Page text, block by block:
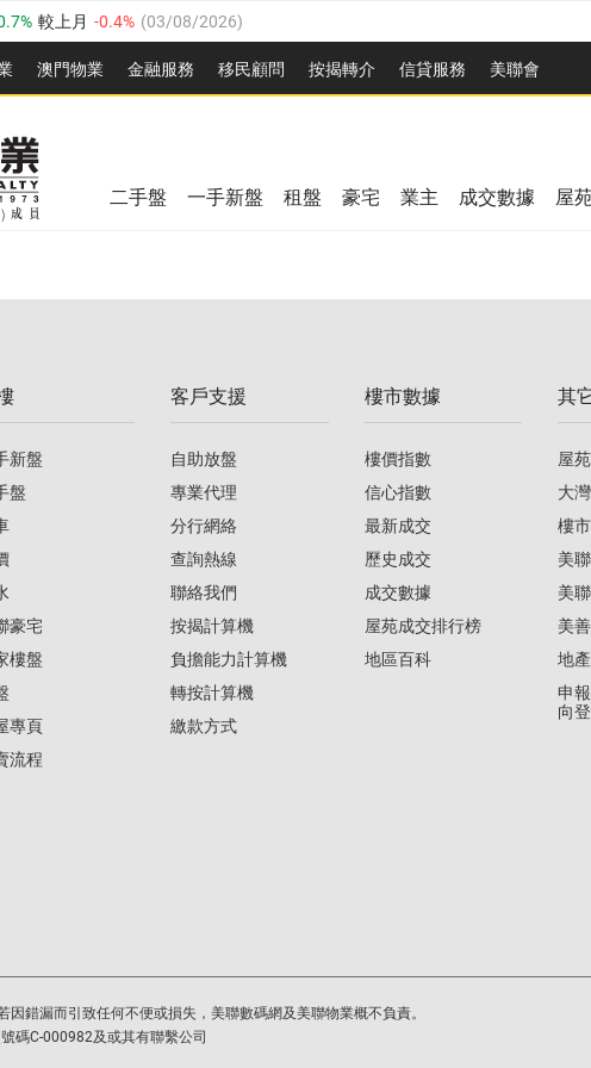
較上月 -0.4% (03/08/2026)
較上月 0.4% (03/08/2026)
較上月 -0.8% (03/08/2026)
-0.1%
0.1% 0.9% 03/08/2026
0.7% 較上月
澳門物業 金融服務 移民顧問 按揭轉介 信貸服務 美聯會
較上月
03/08/2026)
二手盤 一手新盤 租盤 豪宅 業主 成交數據 屋
新盤
盤
豪宅
樓盤
專頁
流程
客戶支援
自助放盤
專業代理
分行網絡
查詢熱線
聯絡我們
按揭計算機
負擔能力計算機
轉按計算機
繳款方式
樓市數據
樓價指數
信心指數
最新成交
歷史成交
成交數據
屋苑成交排行榜
地區百科
其
屋
大
樓
美
美
美
地
申
向
錯漏而引致任何不便或損失，美聯數碼網及美聯物業概不負責。
碼C-000982及或其有聯繫公司